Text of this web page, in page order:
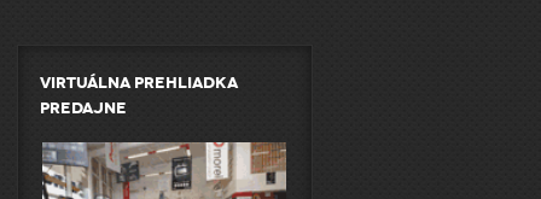
Virtuálna prehliadka
predajne